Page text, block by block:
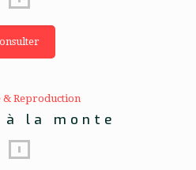
& Reproduction
à la monte